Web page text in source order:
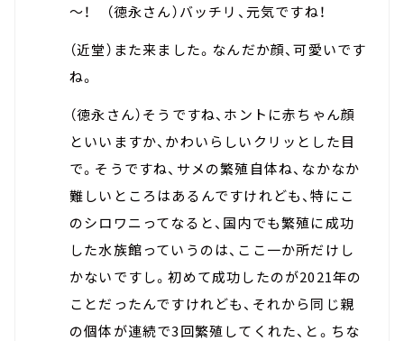
～！ （徳永さん）バッチリ、元気ですね！
（近堂）また来ました。なんだか顔、可愛いです
ね。
（徳永さん）そうですね、ホントに赤ちゃん顔
といいますか、かわいらしいクリッとした目
で。そうですね、サメの繁殖自体ね、なかなか
難しいところはあるんですけれども、特にこ
のシロワニってなると、国内でも繁殖に成功
した水族館っていうのは、ここ一か所だけし
かないですし。初めて成功したのが2021年の
ことだったんですけれども、それから同じ親
の個体が連続で3回繁殖してくれた、と。ちな